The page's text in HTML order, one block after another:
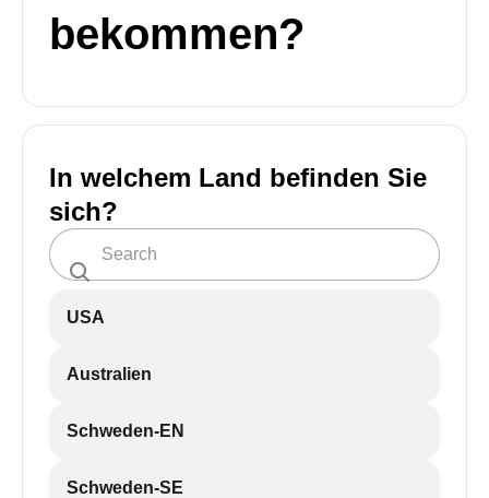
bekommen?
In welchem Land befinden Sie
sich?
USA
Australien
Schweden-EN
Schweden-SE